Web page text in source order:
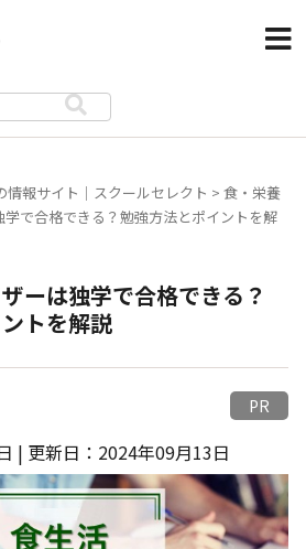
報サイト｜スクールセレクト >食・栄養
で合格できる？勉強方法とポイントを解
ーは独学で合格できる？
トを解説
PR
| 更新日：2024年09月13日